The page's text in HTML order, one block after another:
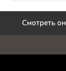
Смотреть